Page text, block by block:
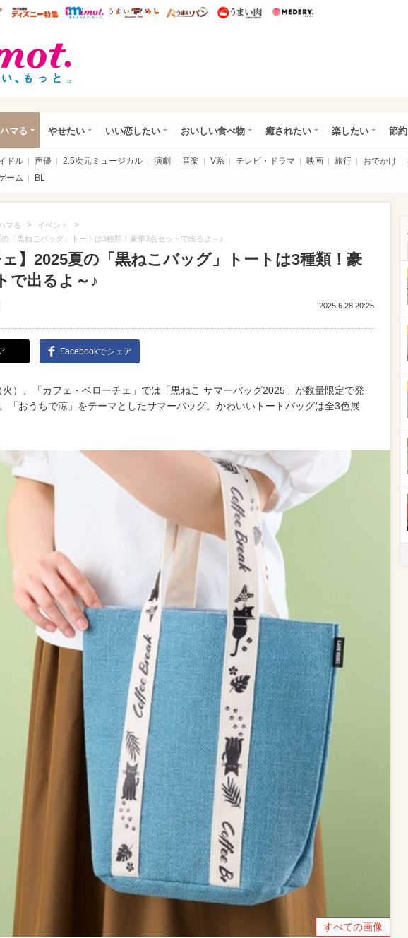
総研
ハピママ* ウレぴあ総研 ディズニー特集
mimot. うまいめし うまいパン うまい肉
ハマる やせたい いい恋したい おいしい食べ物 癒されたい 楽したい 節約
ドル 声優 2.5次元ミュージカル 演劇 音楽 V系 テレビ・ドラマ 映画 旅行 おでかけ
ーム BL
マる > イベント >
の「黒ねこバッグ」トートは3種類！豪華3点セットで出るよ～♪
ェ】2025夏の「黒ねこバッグ」トートは3種類！豪
で出るよ～♪
2025.6.28 20:25
Facebookでシェア
）、「カフェ・ベローチェ」では「黒ねこ サマーバッグ2025」が数量限定で発
「おうちで涼」をテーマとしたサマーバッグ。かわいいトートバッグは全3色展
すべての画像